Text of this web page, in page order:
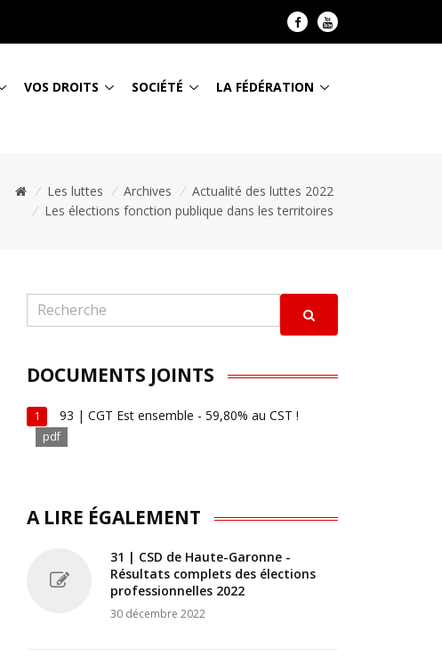
VOS DROITS SOCIÉTÉ LA FÉDÉRATION
/ Les luttes / Archives / Actualité des luttes 2022
/ Les élections fonction publique dans les territoires
DOCUMENTS JOINTS
1 93 | CGT Est ensemble - 59,80% au CST !
pdf
A LIRE ÉGALEMENT
31 | CSD de Haute-Garonne -
Résultats complets des élections
professionnelles 2022
30 décembre 2022